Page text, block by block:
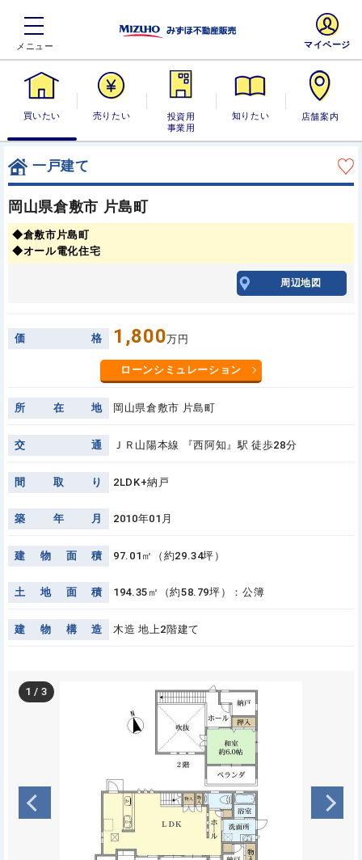
買いたい 売りたい
投資用・事業
用
知りたい 店舗案内
マイページ
一戸建て
岡山県倉敷市 片島町
◆倉敷市片島町
◆オール電化住宅
周辺地図
価 格 1,800万円
ローンシミュレーション
所 在 地 岡山県倉敷市 片島町
交 通 ＪＲ山陽本線 『西阿知』駅 徒歩28分
間 取 り 2LDK+納戸
築 年 月 2010年01月
建 物 面 積 97.01㎡（約29.34坪）
土 地 面 積 194.35㎡（約58.79坪）：公簿
建 物 構 造 木造 地上2階建て
1 /3